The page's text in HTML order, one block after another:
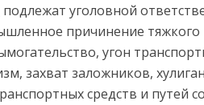
уголовной
причинение
угон
захват заложников,
средств и путей